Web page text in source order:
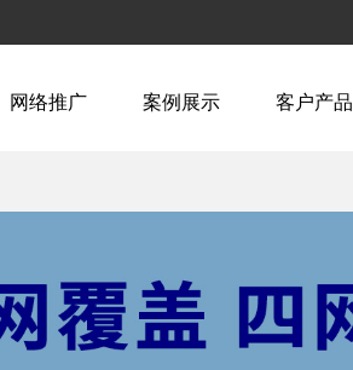
网络推广 案例展示 客户产品